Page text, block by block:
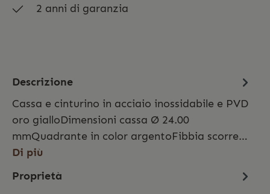
2 anni di garanzia
Descrizione
Cassa e cinturino in acciaio inossidabile e PVD
oro gialloDimensioni cassa Ø 24.00
mmQuadrante in color argentoFibbia scorre…
Di più
Proprietà